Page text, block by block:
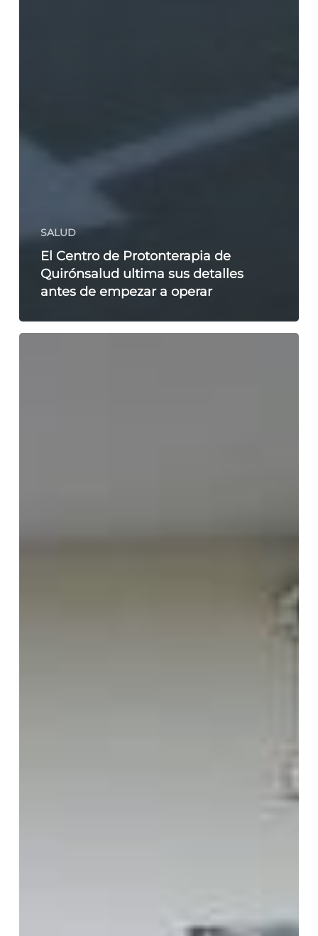
SALUD
El Centro de Protonterapia de
Quirónsalud ultima sus detalles
antes de empezar a operar